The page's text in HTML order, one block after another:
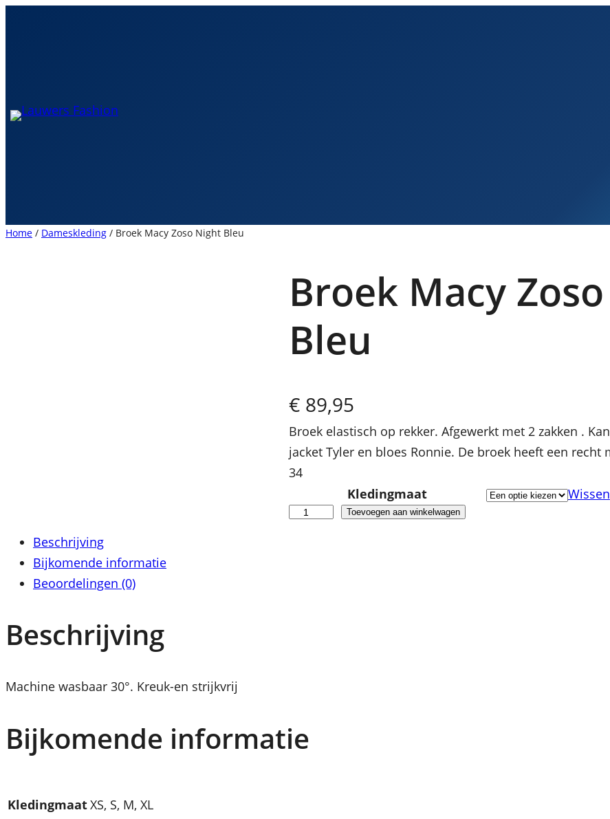
Home / Dameskleding / Broek Macy Zoso Night Bleu
Broek Macy
Bleu
€ 89,95
Broek elastisch op rekker. Afgewerkt met 2 zakken .
jacket Tyler en bloes Ronnie. De broek heeft een
34
Kledingmaat
Wissen
B
Toevoegen aan winkelwagen
Beschrijving
Bijkomende informatie
Beoordelingen (0)
Beschrijving
Machine wasbaar 30°. Kreuk-en strijkvrij
Bijkomende informatie
KledingmaatXS, S, M, XL